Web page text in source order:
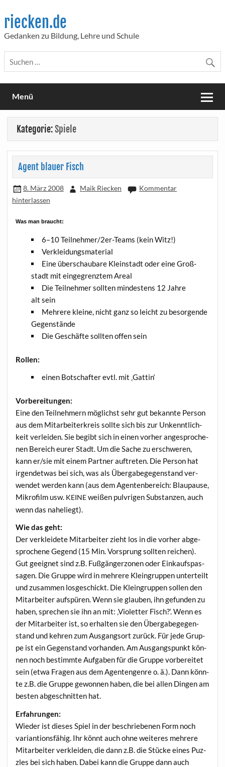
content
riecken.de
Gedanken zu Bildung, Lehre und Schule
Menü
Kategorie:Spiele
Agent blauer Fisch
8. März 2008 Maik Riecken
Kommentar
hinterlassen
Was man braucht:
6–10 Teil­neh­mer/2er-Teams (kein Witz!)
Ver­klei­dungs­ma­te­ri­al
Eine über­schau­ba­re Klein­stadt oder eine Groß­
stadt mit ein­ge­grenz­tem Areal
Die Teil­neh­mer soll­ten min­des­tens 12 Jah­re
alt sein
Meh­re­re klei­ne, nicht ganz so leicht zu besor­gen­de
Gegenstände
Die Geschäf­te soll­ten offen sein
Rol­len:
einen Bot­schaf­ter evtl. mit ‚Gat­tin‘
Vor­be­rei­tun­gen:
Eine den Teil­neh­mern mög­lichst sehr gut bekann­te Per­son
aus dem Mit­ar­bei­ter­kreis soll­te sich bis zur Unkennt­lich­
keit ver­lei­den. Sie begibt sich in einen vor­her ange­spro­che­
nen Bereich eurer Stadt. Um die Sache zu erschwe­ren,
kann er/sie mit einem Part­ner auf­tre­ten. Die Per­son hat
irgend­et­was bei sich, was als Über­ga­be­ge­gen­stand ver­
wen­det wer­den kann (aus dem Agen­ten­be­reich: Blau­pau­se,
Mikro­film usw. KEINEwei­ßen pulv­ri­gen Sub­stan­zen, auch
wenn das naheliegt).
Wie das geht:
Der ver­klei­de­te Mit­ar­bei­ter zieht los in die vor­her abge­
spro­che­ne Gegend (15 Min. Vor­sprung soll­ten rei­chen).
Gut geeig­net sind z.B. Fuß­gän­ger­zo­nen oder Ein­kaufs­pas­
sa­gen. Die Grup­pe wird in meh­re­re Klein­grup­pen unter­teilt
und zusam­men los­ge­schickt. Die Klein­grup­pen sol­len den
Mit­ar­bei­ter auf­spü­ren. Wenn sie glau­ben, ihn gefun­den zu
haben, spre­chen sie ihn an mit: ‚Vio­let­ter Fisch?‘. Wenn es
der Mit­ar­bei­ter ist, so erhal­ten sie den Über­ga­be­ge­gen­
stand und keh­ren zum Aus­gangs­ort zurück. Für jede Grup­
pe ist ein Gegen­stand vor­han­den. Am Aus­gangs­punkt kön­
nen noch bestimm­te Auf­ga­ben für die Grup­pe vor­be­rei­tet
sein (etwa Fra­gen aus dem Agen­ten­gen­re o. ä.). Dann könn­
te z.B. die Grup­pe gewon­nen haben, die bei allen Din­gen am
bes­ten abge­schnit­ten hat.
Erfah­run­gen:
Wie­der ist die­ses Spiel in der beschrie­be­nen Form noch
vari­an­ti­ons­fä­hig. Ihr könnt auch ohne wei­te­res meh­re­re
Mit­ar­bei­ter ver­klei­den, die dann z.B. die Stü­cke eines Puz­
zles bei sich haben. Dabei kann die Grup­pe dann auch